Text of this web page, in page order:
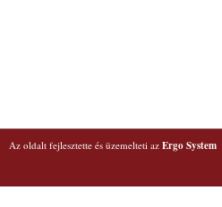
Az oldalt fejlesztette és üzemelteti az Ergo System